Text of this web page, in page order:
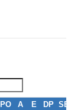
PO A E DP SB